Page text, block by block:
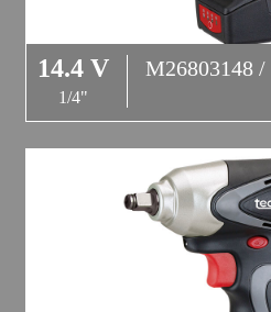
14.4 V
1/4"
M26803148